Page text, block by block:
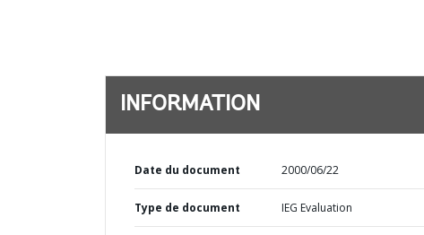
INFORMATION
Date du document 2000/06/22
Type de document IEG Evaluation